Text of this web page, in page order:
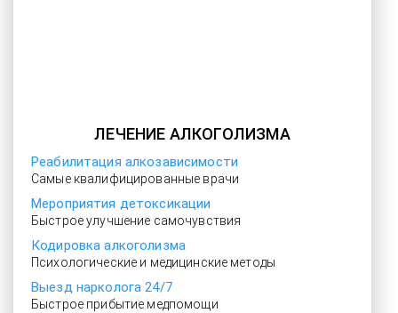
ЛЕЧЕНИЕ АЛКОГОЛИЗМА
Реабилитация алкозависимости
Самые квалифицированные врачи
Мероприятия детоксикации
Быстрое улучшение самочувствия
Кодировка алкоголизма
Психологические и медицинские методы
Выезд нарколога 24/7
Быстрое прибытие медпомощи